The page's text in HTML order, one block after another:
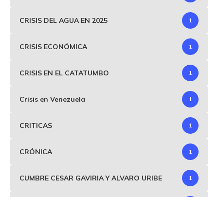
CRISIS DEL AGUA EN 2025 1
CRISIS ECONÓMICA 1
CRISIS EN EL CATATUMBO 1
Crisis en Venezuela 1
CRITICAS 1
CRÓNICA 1
CUMBRE CESAR GAVIRIA Y ALVARO URIBE 1